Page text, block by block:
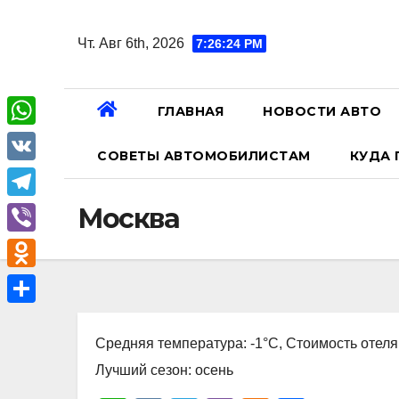
Чт. Авг 6th, 2026 7:26:25 PM
ГЛАВНАЯ НОВОСТИ АВТО
СОВЕТЫ АВТОМОБИЛИСТАМ КУДА
Москва
Средняя температура: -1°C, Стоимость
Лучший сезон: осень
W
h
a
A
V
K
T
e
l
e
V
i
b
O